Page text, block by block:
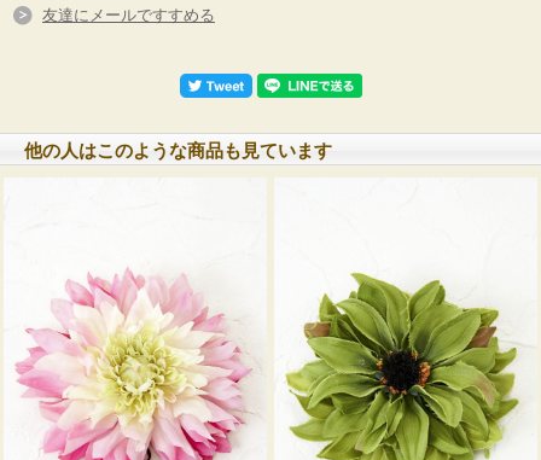
友達にメールですすめる
他の人はこのような商品も見ています